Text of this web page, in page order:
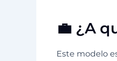
💼 ¿A
Este modelo